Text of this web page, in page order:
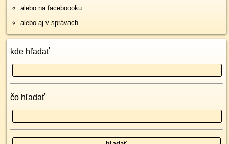
alebo na faceboooku
alebo aj v správach
kde hľadať
čo hľadať